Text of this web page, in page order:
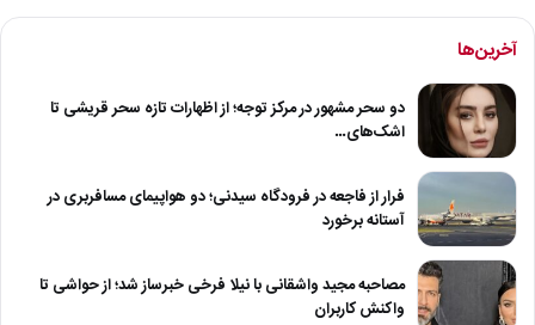
آخرین‌ها
دو سحر مشهور در مرکز توجه؛ از اظهارات تازه سحر قریشی تا
اشک‌های…
فرار از فاجعه در فرودگاه سیدنی؛ دو هواپیمای مسافربری در
آستانه برخورد
مصاحبه مجید واشقانی با نیلا فرخی خبرساز شد؛ از حواشی تا
واکنش کاربران